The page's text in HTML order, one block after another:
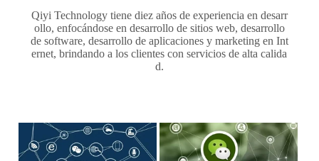
Qiyi Technology tiene diez años de experiencia en desarr
ollo, enfocándose en desarrollo de sitios web, desarrollo
de software, desarrollo de aplicaciones y marketing en Int
ernet, brindando a los clientes con servicios de alta calida
d.